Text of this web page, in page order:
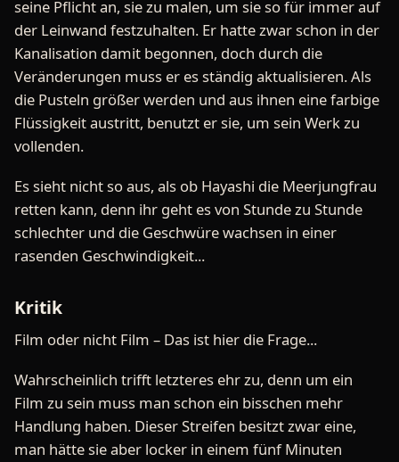
seine Pflicht an, sie zu malen, um sie so für immer auf
der Leinwand festzuhalten. Er hatte zwar schon in der
Kanalisation damit begonnen, doch durch die
Veränderungen muss er es ständig aktualisieren. Als
die Pusteln größer werden und aus ihnen eine farbige
Flüssigkeit austritt, benutzt er sie, um sein Werk zu
vollenden.
Es sieht nicht so aus, als ob Hayashi die Meerjungfrau
retten kann, denn ihr geht es von Stunde zu Stunde
schlechter und die Geschwüre wachsen in einer
rasenden Geschwindigkeit...
Kritik
Film oder nicht Film – Das ist hier die Frage...
Wahrscheinlich trifft letzteres ehr zu, denn um ein
Film zu sein muss man schon ein bisschen mehr
Handlung haben. Dieser Streifen besitzt zwar eine,
man hätte sie aber locker in einem fünf Minuten